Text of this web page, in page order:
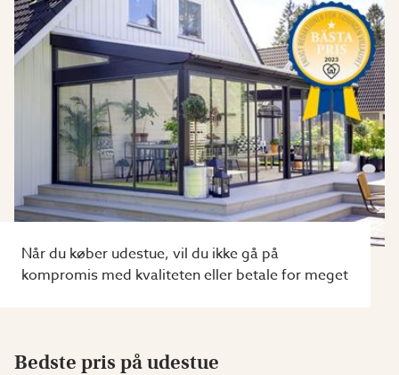
Når du køber udestue, vil du ikke gå på
kompromis med kvaliteten eller betale for meget
Bedste pris på udestue